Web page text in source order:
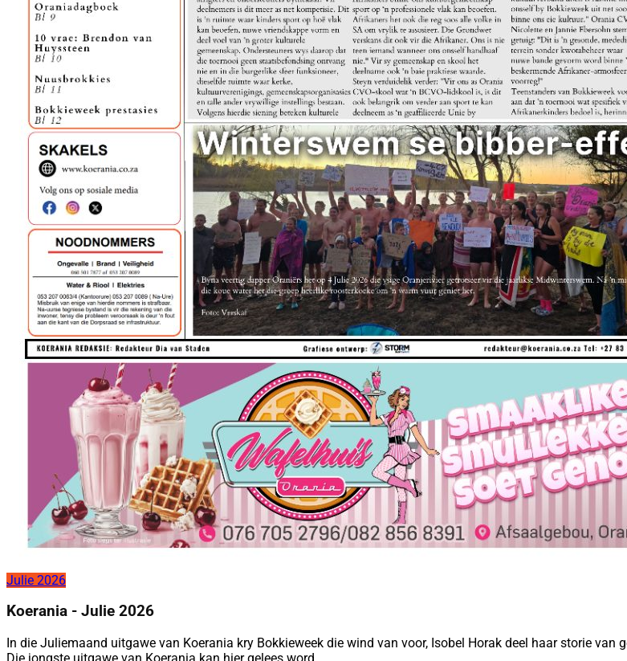
Julie 2026
Koerania - Julie 2026
In die Juliemaand uitgawe van Koerania kry Bokkieweek die wind van voor, Isobel Horak deel haar storie van